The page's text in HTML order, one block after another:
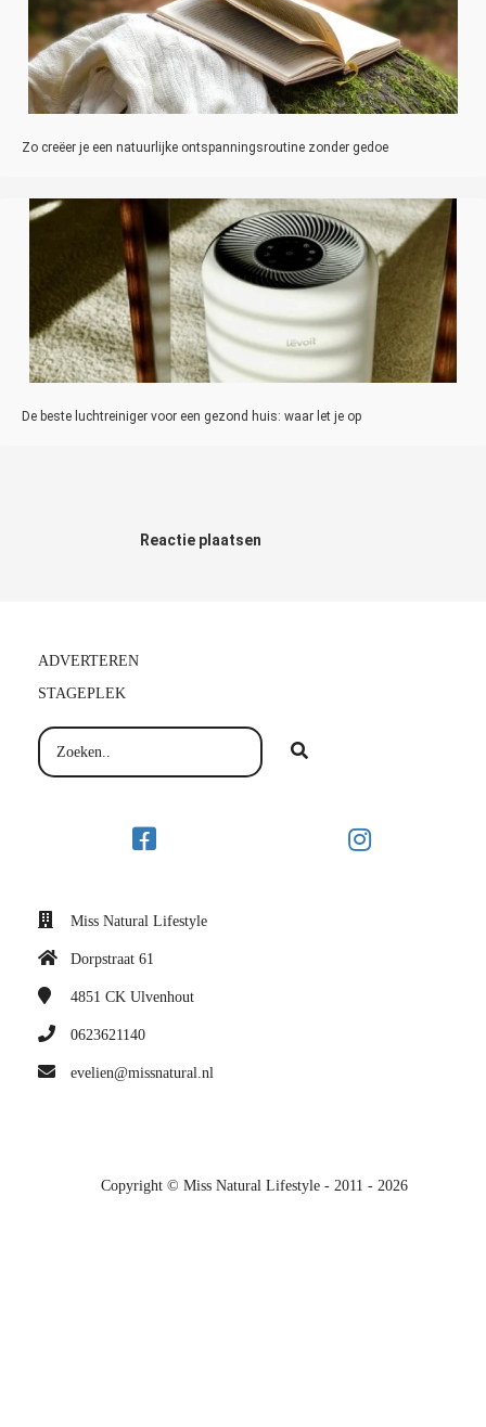
Zo creëer je een natuurlijke ontspanningsroutine zonder gedoe
De beste luchtreiniger voor een gezond huis: waar let je op
Reactie plaatsen
ADVERTEREN
STAGEPLEK
Miss Natural Lifestyle
Dorpstraat 61
4851 CK Ulvenhout
0623621140
evelien@missnatural.nl
Copyright © Miss Natural Lifestyle - 2011 - 2026